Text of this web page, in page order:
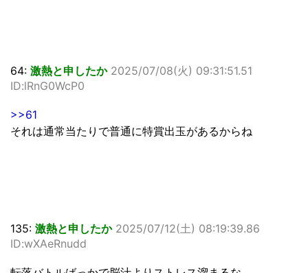
64: 激熱と申したか 2025/07/08(火) 09:31:51.51
ID:lRnG0WcP0
>>61
それは通常当たりで普通に特賞出玉があるからね
135: 激熱と申したか 2025/07/12(土) 08:19:39.86
ID:wXAeRnudd